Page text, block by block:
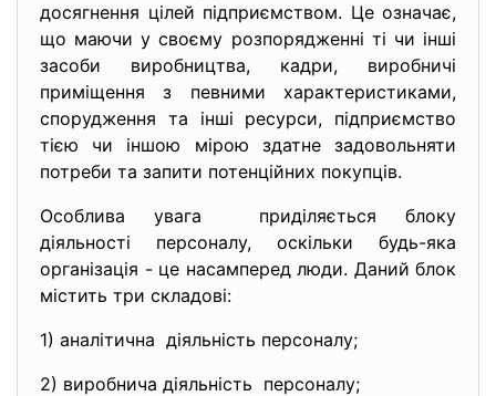
досягнення цілей підприємством. Це означає,
що маючи у своєму розпорядженні ті чи інші
засоби виробництва, кадри, виробничі
приміщення з певними характеристиками,
спорудження та інші ресурси, підприємство
тією чи іншою мірою здатне задовольняти
потреби та запити потенційних покупців.
Особлива увага приділяється блоку
діяльності персоналу, оскільки будь-яка
організація - це насамперед люди. Даний блок
містить три складові:
1) аналітична діяльність персоналу;
2) виробнича діяльність персоналу;